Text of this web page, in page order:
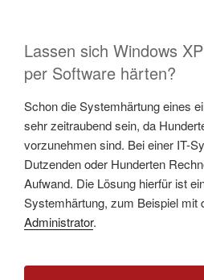
Lassen sich Windows
per Software härten?
Schon die Systemhärtung eines
sehr zeitraubend sein, da
vorzunehmen sind. Bei einer IT-
Dutzenden oder Hunderten
Aufwand. Die Lösung hierfür ist
Systemhärtung, zum Beispiel mit
Administrator.